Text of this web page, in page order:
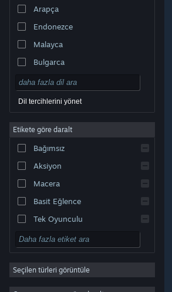
© Valve Corporation. Tüm hakları saklıdır. Tüm ticari
markalar, ABD ve diğer ülkelerde ilgili sahiplerinin
mülkiyetindedir.Gizlilik Politikası|Yasal Bilgi|
Erişilebilirlik|Steam Abonelik Sözleşmesi
Çerezler
Arapça
Endonezce
Malayca
Bulgarca
Çekçe
Danca
Almanca
İngilizce
Kastilya İspanyolcası
Latin Amerika İspanyolcası
Dil tercihlerini yönet
Etikete göre daralt
Bağımsız
Aksiyon
Macera
Basit Eğlence
Tek Oyunculu
Simülasyon
RYO
Strateji
2D
Seçilen türleri görüntüle